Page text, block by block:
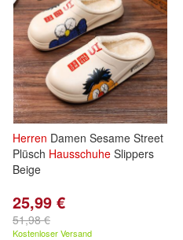
Herren Damen Sesame Street
Plüsch Hausschuhe Slippers
Beige
25,99 €
51,98 €
Kostenloser Versand